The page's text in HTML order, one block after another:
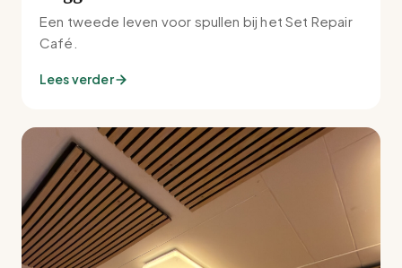
Een tweede leven voor spullen bij het Set Repair
Café.
Lees verder